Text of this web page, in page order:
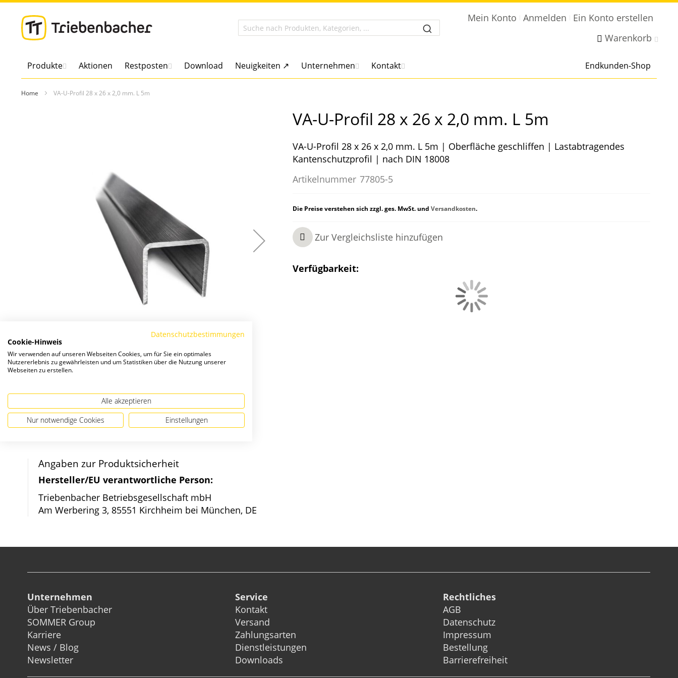
Direkt
zum
Mein Konto Anmelden
Ein Konto erstellen
Warenkorb
Produkte Aktionen Restposten Download Neuigkeiten ↗ Unternehmen Kontakt Endkunden-Shop
Home VA-U-Profil 28 x 26 x 2,0 mm. L 5m
Zum
Bildergalerie
springen
VA-U-Profil 28 x 26 x 2,0 mm. L 5m
VA-U-Profil 28 x 26 x 2,0 mm. L 5m | Oberfläche geschliffen | Lastabtragendes
Kantenschutzprofil | nach DIN 18008
Artikelnummer 77805-5
Die Preise verstehen sich zzgl. ges. MwSt. und Versandkosten.
Zur Vergleichsliste hinzufügen
Verfügbarkeit:
Angaben zur Produktsicherheit
Hersteller/EU verantwortliche Person:
Triebenbacher Betriebsgesellschaft mbH
Am Werbering 3, 85551 Kirchheim bei München, DE
Unternehmen
Über Triebenbacher
SOMMER Group
Karriere
News / Blog
Newsletter
Service
Kontakt
Versand
Zahlungsarten
Dienstleistungen
Downloads
Rechtliches
AGB
Datenschutz
Impressum
Bestellung
Barrierefreiheit
Datenschutzbestimmungen
Cookie-Hinweis
Wir verwenden auf unseren Webseiten Cookies, um für Sie ein optimales
Nutzererlebnis zu gewährleisten und um Statistiken über die Nutzung unserer
Webseiten zu erstellen.
Alle akzeptieren
Nur notwendige Cookies Einstellungen